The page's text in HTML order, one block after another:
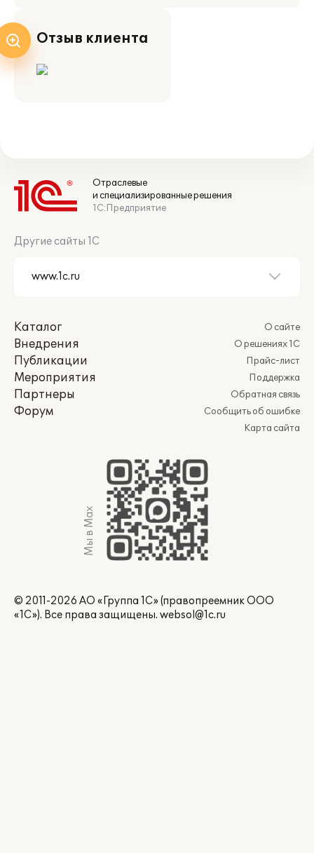
Отзыв клиента
Отраслевые
и специализированные решения
1С:Предприятие
Другие сайты 1С
Каталог
Внедрения
Публикации
Мероприятия
Партнеры
Форум
О сайте
О решениях 1С
Прайс-лист
Поддержка
Обратная связь
Сообщить об ошибке
Карта сайта
Мы в Max
© 2011-2026 АО «Группа 1С» (правопреемник ООО
«1С»). Все права защищены. websol@1c.ru